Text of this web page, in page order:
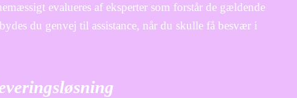
evalueres af eksperter som forstår de gældende
du genvej til assistance, når du skulle få besvær i